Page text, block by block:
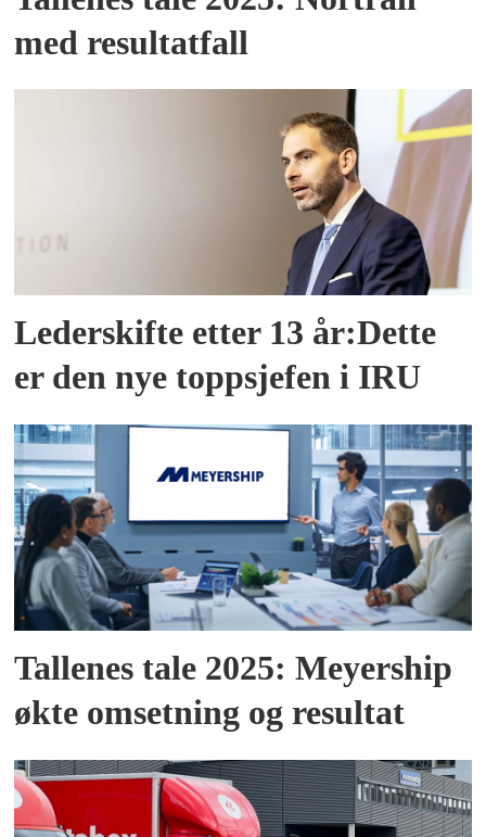
med resultatfall
Lederskifte etter 13 år:Dette
er den nye toppsjefen i IRU
Tallenes tale 2025: Meyership
økte omsetning og resultat